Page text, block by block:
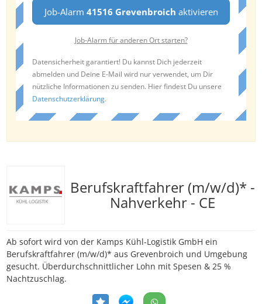
Job-Alarm 41516 Grevenbroich aktivieren
Job-Alarm für anderen Ort starten?
Datensicherheit garantiert! Du kannst Dich jederzeit
abmelden und Deine E-Mail wird nur verwendet, um Dir
nützliche Informationen zu senden. Hier findest Du unsere
Datenschutzerklärung.
Berufskraftfahrer (m/w/d)* -
Nahverkehr - CE
Ab sofort wird von der Kamps Kühl-Logistik GmbH ein
Berufskraftfahrer (m/w/d)* aus Grevenbroich und Umgebung
gesucht. Überdurchschnittlicher Lohn mit Spesen & 25 %
Nachtzuschlag.